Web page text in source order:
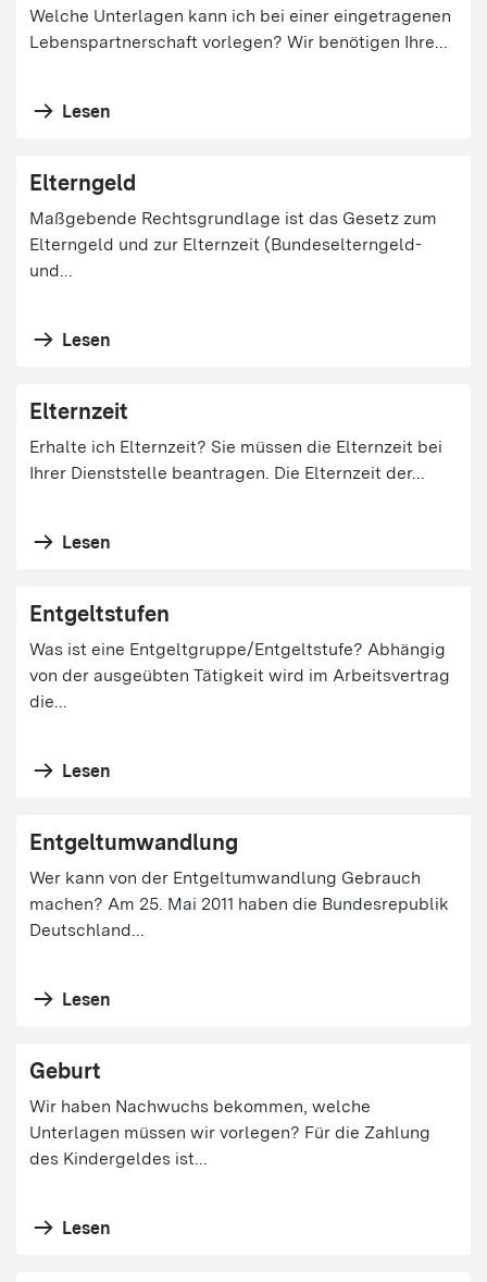
Welche Unterlagen kann ich bei einer eingetragenen
Lebenspartnerschaft vorlegen? Wir benötigen Ihre...
Lesen
Elterngeld
Maßgebende Rechtsgrundlage ist das Gesetz zum
Elterngeld und zur Elternzeit (Bundeselterngeld-
und...
Lesen
Elternzeit
Erhalte ich Elternzeit? Sie müssen die Elternzeit bei
Ihrer Dienststelle beantragen. Die Elternzeit der...
Lesen
Entgeltstufen
Was ist eine Entgeltgruppe/Entgeltstufe? Abhängig
von der ausgeübten Tätigkeit wird im Arbeitsvertrag
die...
Lesen
Entgeltumwandlung
Wer kann von der Entgeltumwandlung Gebrauch
machen? Am 25. Mai 2011 haben die Bundesrepublik
Deutschland...
Lesen
Geburt
Wir haben Nachwuchs bekommen, welche
Unterlagen müssen wir vorlegen? Für die Zahlung
des Kindergeldes ist...
Lesen